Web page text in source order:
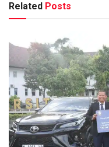
Related Posts